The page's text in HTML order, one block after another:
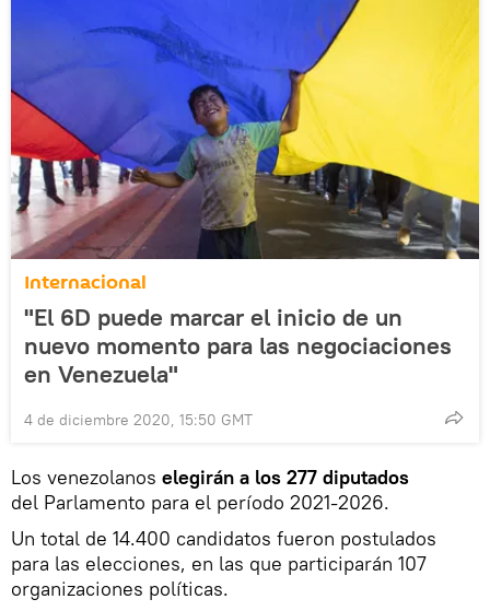
Internacional
"El 6D puede marcar el inicio de un
nuevo momento para las negociaciones
en Venezuela"
4 de diciembre 2020, 15:50 GMT
Los venezolanos elegirán a los 277 diputados
del Parlamento para el período 2021-2026.
Un total de 14.400 candidatos fueron postulados
para las elecciones, en las que participarán 107
organizaciones políticas.